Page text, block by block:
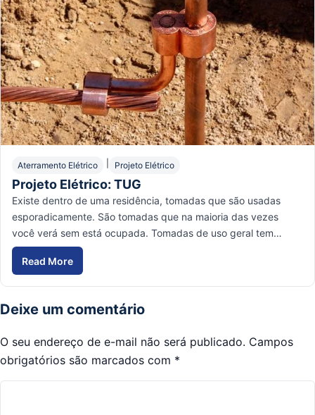
Aterramento Elétrico Projeto Elétrico
Projeto Elétrico: TUG
Existe dentro de uma residência, tomadas que são usadas
esporadicamente. São tomadas que na maioria das vezes
você verá sem está ocupada. Tomadas de uso geral tem…
Read More
Deixe um comentário
O seu endereço de e-mail não será publicado. Campos
obrigatórios são marcados com *